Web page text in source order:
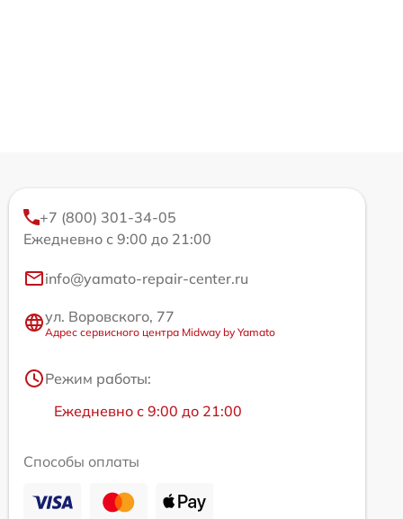
+7 (800) 301-34-05
Ежедневно с 9:00 до 21:00
info@yamato-repair-center.ru
ул. Воровского, 77
Адрес сервисного центра Midway by Yamato
Режим работы:
Ежедневно с 9:00 до 21:00
Способы оплаты